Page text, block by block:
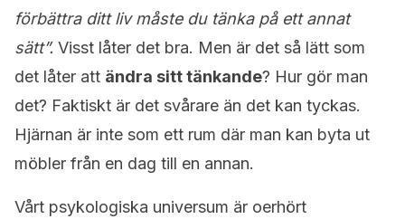
förbättra ditt liv måste du tänka på ett annat
sätt”. Visst låter det bra. Men är det så lätt som
det låter att ändra sitt tänkande? Hur gör man
det? Faktiskt är det svårare än det kan tyckas.
Hjärnan är inte som ett rum där man kan byta ut
möbler från en dag till en annan.
Vårt psykologiska universum är oerhört